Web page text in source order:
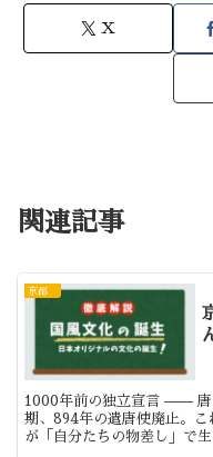
X
関連記事
京都
1000年前の独立宣言 —— 唐
期、894年の遣唐使廃止。
が「自分たちの物差し」で